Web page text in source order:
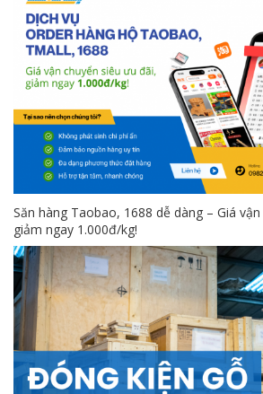
Săn hàng Taobao, 1688 dễ dàng – Giá
giảm ngay 1.000đ/kg!